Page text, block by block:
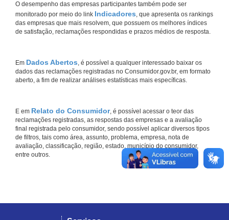
O desempenho das empresas participantes também pode ser
monitorado por meio do link Indicadores, que apresenta os rankings
das empresas que mais resolvem, que possuem os melhores índices
de satisfação, reclamações respondidas e prazos médios de resposta.
Em Dados Abertos, é possível a qualquer interessado baixar os
dados das reclamações registradas no Consumidor.gov.br, em formato
aberto, a fim de realizar análises estatísticas mais específicas.
E em Relato do Consumidor, é possível acessar o teor das
reclamações registradas, as respostas das empresas e a avaliação
final registrada pelo consumidor, sendo possível aplicar diversos tipos
de filtros, tais como área, assunto, problema, empresa, nota de
avaliação, classificação, região, estado, município do consumidor,
entre outros.